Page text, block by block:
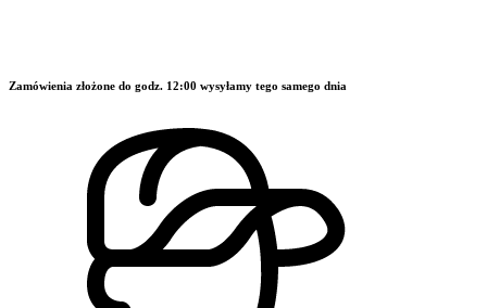
Zamówienia złożone do godz. 12:00 wysyłamy tego samego dnia